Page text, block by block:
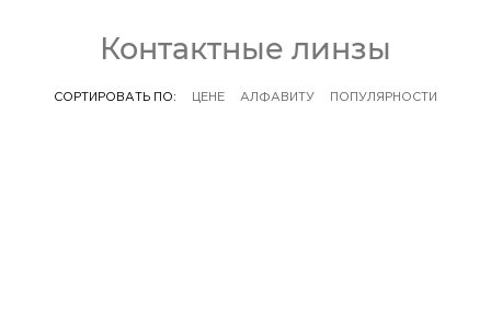
Контактные линзы
СОРТИРОВАТЬ ПО: ЦЕНЕ АЛФАВИТУ ПОПУЛЯРНОСТИ